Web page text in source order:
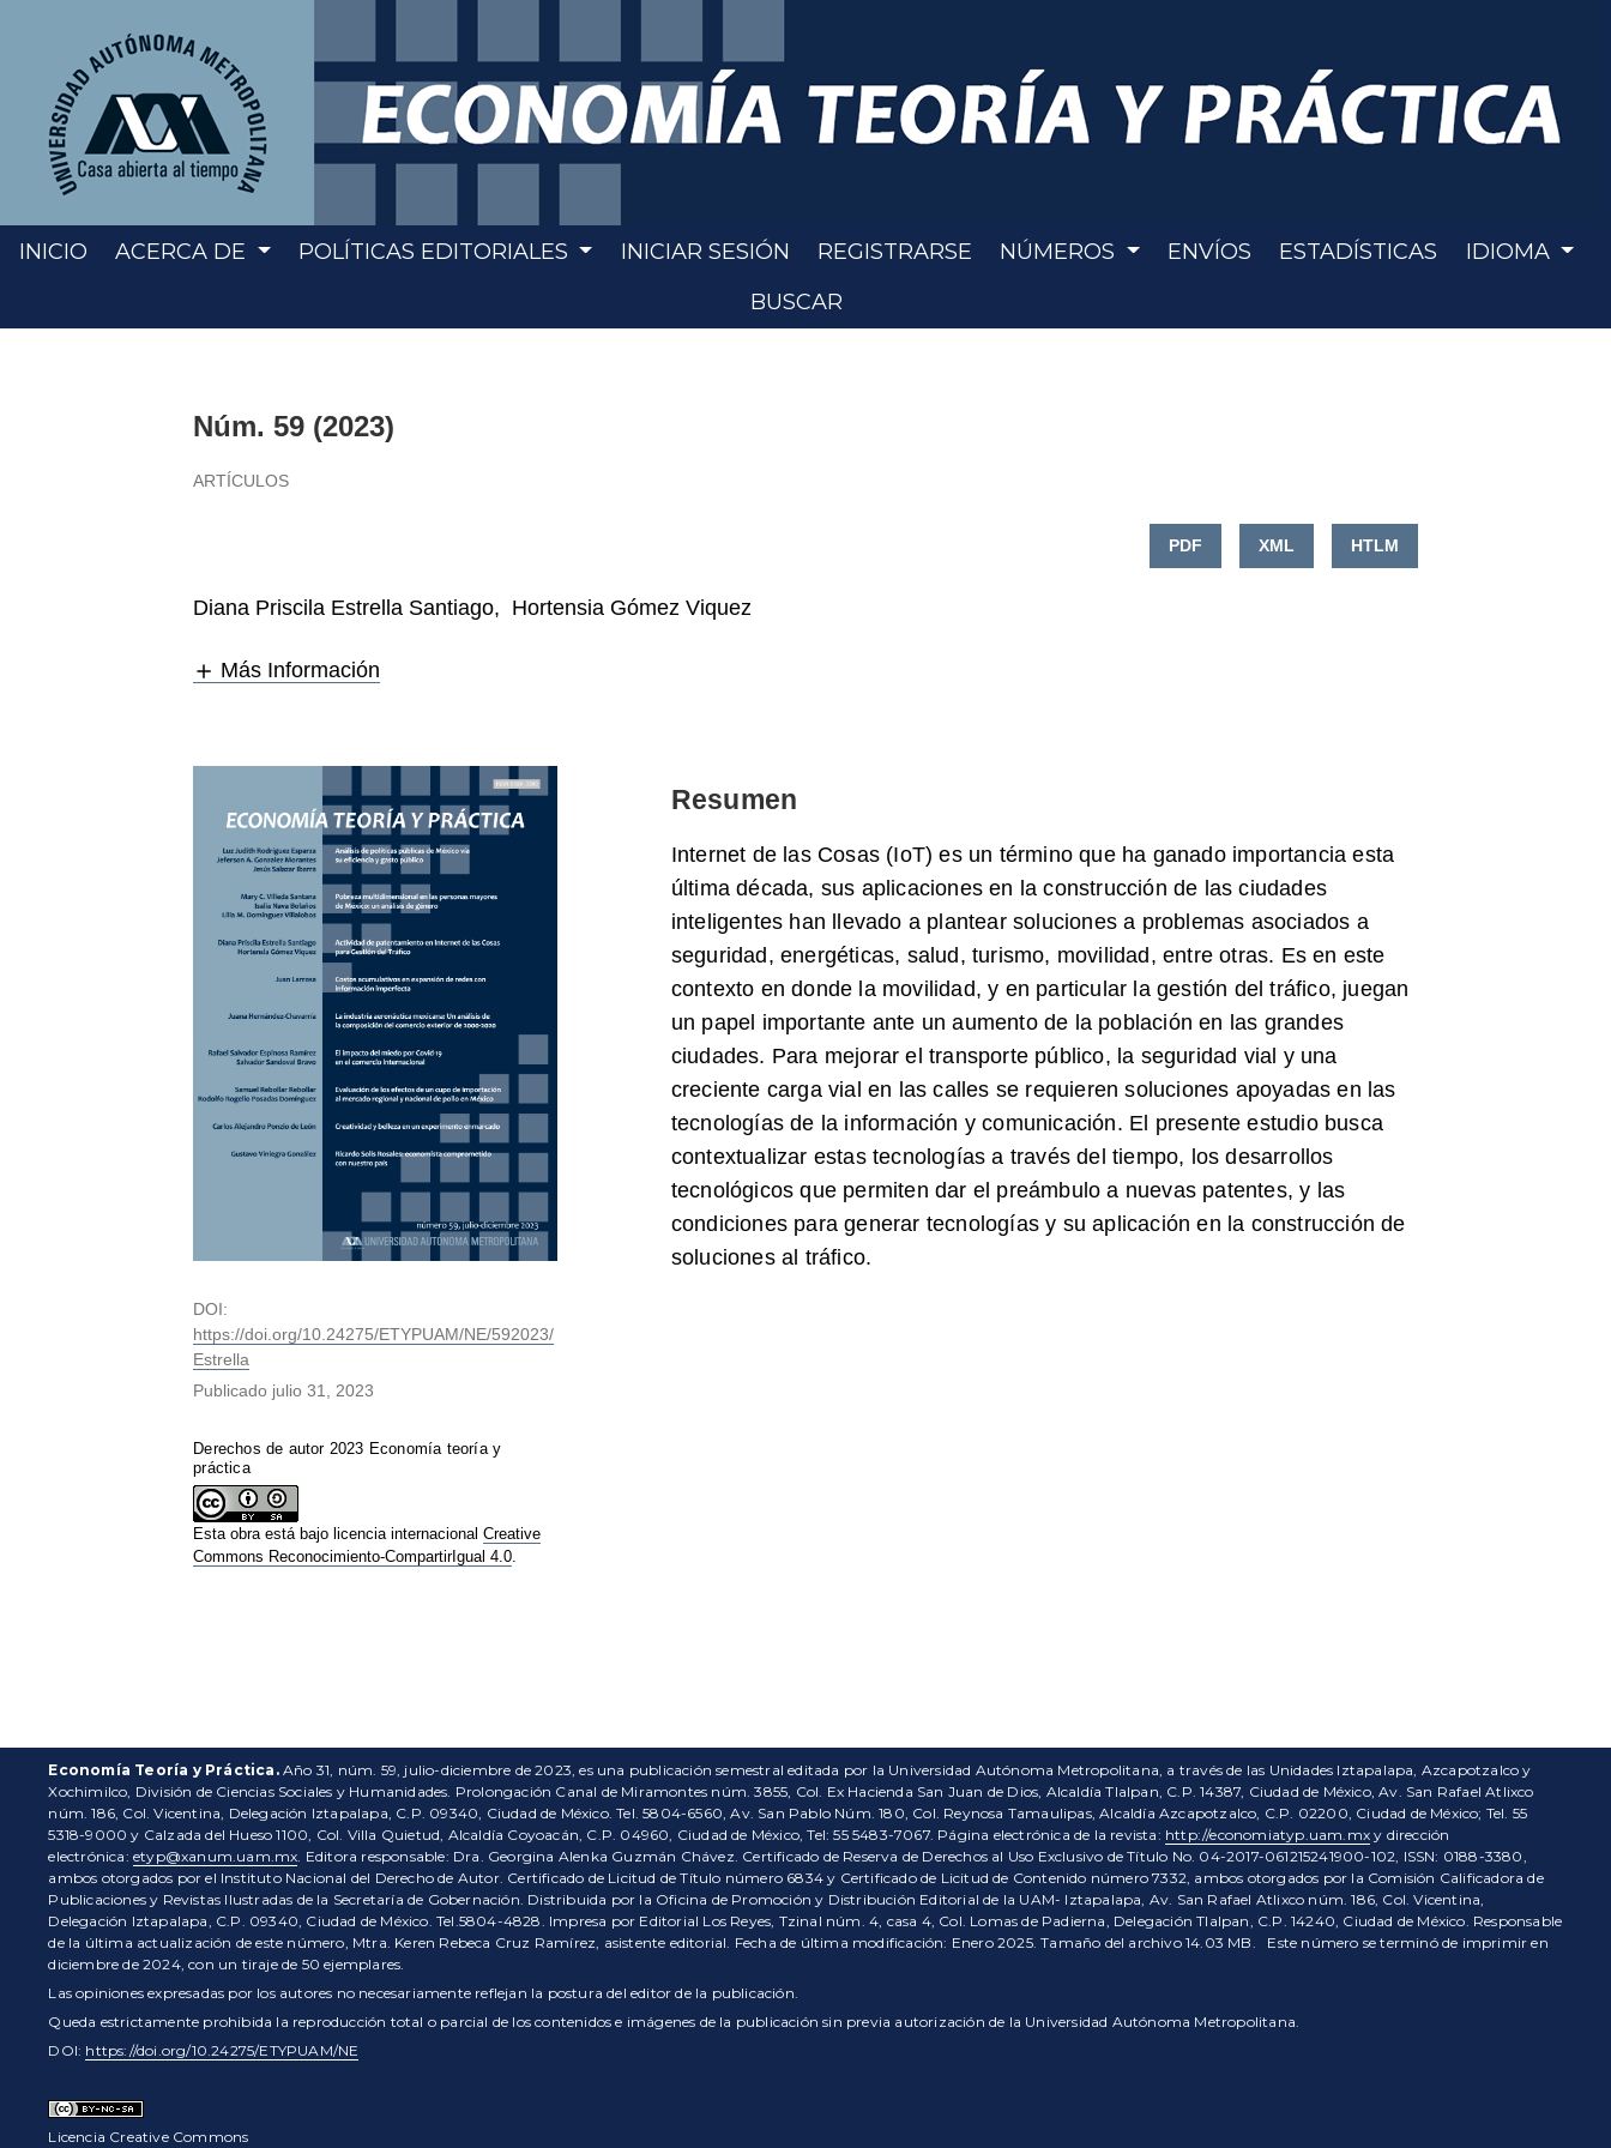
INICIO ACERCA DE POLÍTICAS EDITORIALES INICIAR SESIÓN REGISTRARSE NÚMEROS ENVÍOS ESTADÍSTICAS
IDIOMA
BUSCAR
Núm. 59 (2023)
ARTÍCULOS
PDF XML HTLM
Diana Priscila Estrella Santiago, Hortensia Gómez Viquez
Más Información
DOI:
https://doi.org/10.24275/ETYPUAM/NE/592023/
Estrella
Publicado julio 31, 2023
Derechos de autor 2023 Economía teoría y
práctica
Esta obra está bajo licencia internacionalCreative
Commons Reconocimiento-CompartirIgual 4.0
Resumen
Internet de las Cosas (IoT) es un término que ha ganado importancia esta
última década, sus aplicaciones en la construcción de las ciudades
inteligentes han llevado a plantear soluciones a problemas asociados a
seguridad, energéticas, salud, turismo, movilidad, entre otras. Es en este
contexto en donde la movilidad, y en particular la gestión del tráfico, juegan
un papel importante ante un aumento de la población en las grandes
ciudades. Para mejorar el transporte público, la seguridad vial y una
creciente carga vial en las calles se requieren soluciones apoyadas en las
tecnologías de la información y comunicación. El presente estudio busca
contextualizar estas tecnologías a través del tiempo, los desarrollos
tecnológicos que permiten dar el preámbulo a nuevas patentes, y las
condiciones para generar tecnologías y su aplicación en la construcción de
soluciones al tráfico.
Economía Teoría y Práctica.Año 31, núm. 59, julio-diciembre de 2023, es una publicación semestral editada por la Universidad Autónoma Metropolitana, a través de las Unidades Iztapalapa, Azcapotzalco y
Xochimilco, División de Ciencias Sociales y Humanidades. Prolongación Canal de Miramontes núm. 3855, Col. Ex Hacienda San Juan de Dios, Alcaldía Tlalpan, C.P. 14387, Ciudad de México, Av. San Rafael Atlixco
núm. 186, Col. Vicentina, Delegación Iztapalapa, C.P. 09340, Ciudad de México. Tel. 5804-6560, Av. San Pablo Núm. 180, Col. Reynosa Tamaulipas, Alcaldía Azcapotzalco, C.P. 02200, Ciudad de México; Tel. 55
5318-9000 y Calzada del Hueso 1100, Col. Villa Quietud, Alcaldía Coyoacán, C.P. 04960, Ciudad de México, Tel: 55 5483-7067. Página electrónica de la revista: http://economiatyp.uam.mxy dirección
electrónica: etyp@xanum.uam.mx . Editora responsable: Dra. Georgina Alenka Guzmán Chávez. Certificado de Reserva de Derechos al Uso Exclusivo de Título No. 04-2017-061215241900-102, ISSN: 0188-3380,
ambos otorgados por el Instituto Nacional del Derecho de Autor. Certificado de Licitud de Título número 6834 y Certificado de Licitud de Contenido número 7332, ambos otorgados por la Comisión Calificadora de
Publicaciones y Revistas Ilustradas de la Secretaría de Gobernación. Distribuida por la Oficina de Promoción y Distribución Editorial de la UAM- Iztapalapa, Av. San Rafael Atlixco núm. 186, Col. Vicentina,
Delegación Iztapalapa, C.P. 09340, Ciudad de México. Tel.5804-4828. Impresa por Editorial Los Reyes, Tzinal núm. 4, casa 4, Col. Lomas de Padierna, Delegación Tlalpan, C.P. 14240, Ciudad de México. Responsable
de la última actualización de este número, Mtra. Keren Rebeca Cruz Ramírez, asistente editorial. Fecha de última modificación: Enero 2025. Tamaño del archivo 14.03 MB. Este número se terminó de imprimir en
diciembre de 2024, con un tiraje de 50 ejemplares.
Las opiniones expresadas por los autores no necesariamente reflejan la postura del editor de la publicación.
Queda estrictamente prohibida la reproducción total o parcial de los contenidos e imágenes de la publicación sin previa autorización de la Universidad Autónoma Metropolitana.
DOI: https://doi.org/10.24275/ETYPUAM/NE
Licencia Creative Commons